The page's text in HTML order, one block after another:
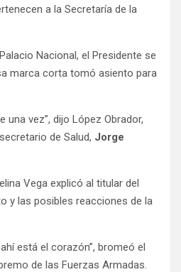
a la Secretaría de la
Nacional, el Presidente se
marca corta tomó asiento para
una vez”, dijo López Obrador,
de Salud, Jorge
Vega explicó al titular del
y las posibles reacciones de la
está el corazón”, bromeó el
de las Fuerzas Armadas.